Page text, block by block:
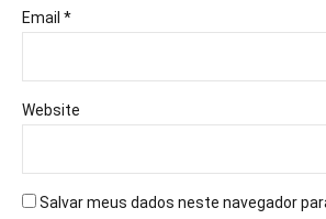
Email *
Website
Salvar meus dados neste navegador